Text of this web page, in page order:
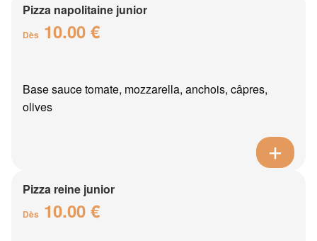
Pizza napolitaine junior
Dès 10.00 €
Base sauce tomate, mozzarella, anchois, câpres,
olives
Pizza reine junior
Dès 10.00 €